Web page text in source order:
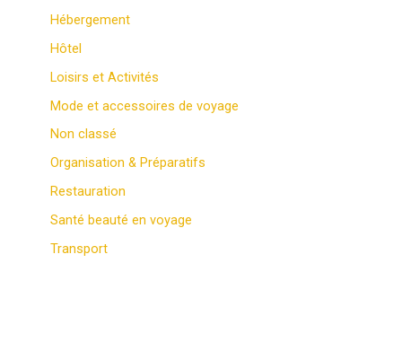
Hébergement
Hôtel
Loisirs et Activités
Mode et accessoires de voyage
Non classé
Organisation & Préparatifs
Restauration
Santé beauté en voyage
Transport